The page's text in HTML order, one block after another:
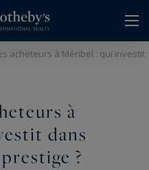
acheteurs à Méribel : qui investit
à
dans
?